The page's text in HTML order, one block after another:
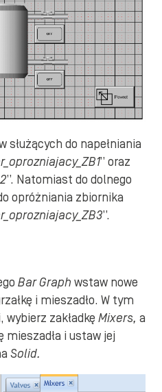
służących do napełniania
” oraz
”. Natomiast do dolnego
opróżniania zbiornika
”.
Bar Graph wstaw nowe
i mieszadło. W tym
zakładkę Mixers, a
mieszadła i ustaw jej
Solid.